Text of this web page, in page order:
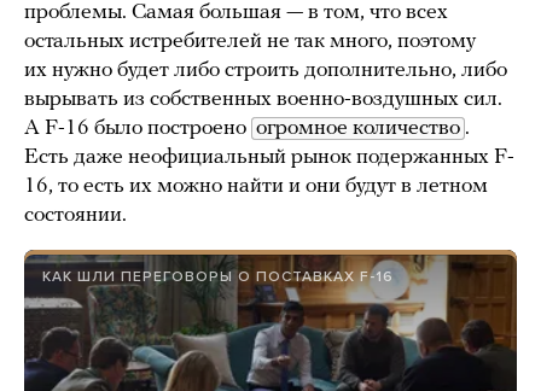
проблемы. Самая большая — в том, что всех
остальных истребителей не так много, поэтому
их нужно будет либо строить дополнительно, либо
вырывать из собственных военно-воздушных сил.
А F-16 было построено огромное количество .
Есть даже неофициальный рынок подержанных F-
16, то есть их можно найти и они будут в летном
состоянии.
КАК ШЛИ ПЕРЕГОВОРЫ О ПОСТАВКАХ F-16